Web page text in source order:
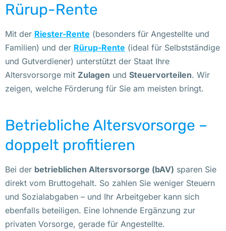
Rürup-Rente
Mit der Riester-Rente (besonders für Angestellte und
Familien) und der Rürup-Rente (ideal für Selbstständige
und Gutverdiener) unterstützt der Staat Ihre
Altersvorsorge mit Zulagen und Steuervorteilen. Wir
zeigen, welche Förderung für Sie am meisten bringt.
Betriebliche Altersvorsorge –
doppelt profitieren
Bei der betrieblichen Altersvorsorge (bAV) sparen Sie
direkt vom Bruttogehalt. So zahlen Sie weniger Steuern
und Sozialabgaben – und Ihr Arbeitgeber kann sich
ebenfalls beteiligen. Eine lohnende Ergänzung zur
privaten Vorsorge, gerade für Angestellte.